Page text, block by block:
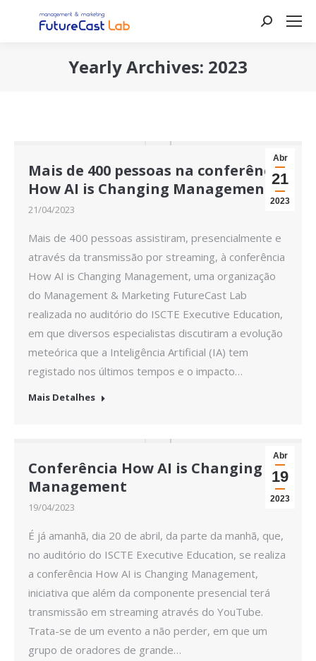
Search:
Yearly Archives: 2023
Abr
21
2023
Mais de 400 pessoas na conferência
How AI is Changing Management
21/04/2023
Mais de 400 pessoas assistiram, presencialmente e
através da transmissão por streaming, à conferência
How AI is Changing Management, uma organização
do Management & Marketing FutureCast Lab
realizada no auditório do ISCTE Executive Education,
em que diversos especialistas discutiram a evolução
meteórica que a Inteligência Artificial (IA) tem
registado nos últimos tempos e o impacto…
Mais Detalhes
Abr
19
2023
Conferência How AI is Changing
Management
19/04/2023
É já amanhã, dia 20 de abril, da parte da manhã, que,
no auditório do ISCTE Executive Education, se realiza
a conferência How AI is Changing Management,
iniciativa que além da componente presencial terá
transmissão em streaming através do YouTube.
Trata-se de um evento a não perder, em que um
grupo de oradores de grande…